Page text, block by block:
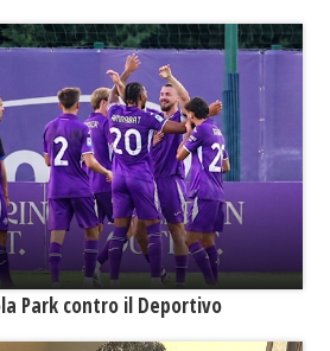
Park contro il Deportivo